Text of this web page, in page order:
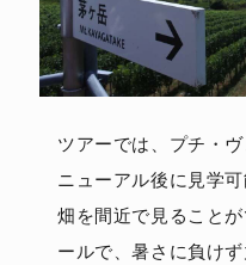
ツアーでは、プチ・
ニューアル後に見学
畑を間近で見ること
ールで、暑さに負け